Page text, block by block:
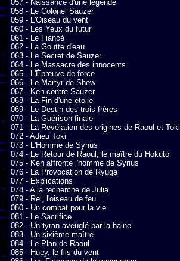
057 - Naissance d'une légende
058 - Le Colonel Sauzer
059 - L'Oiseau du vent
060 - Les Yeux du futur
061 - Le Fiancé
062 - La Goutte d'eau
063 - Le Secret de Sauzer
064 - Le Massacre des innocents
065 - L'Épreuve de force
066 - Le Martyr de Shew
067 - Ken contre Sauzer
068 - La Fin d'une étoile
069 - Le Destin des trois frères
070 - La Guérison finale
071 - La Révélation des origines de Raoul et Toki
072 - Adieu Toki
073 - L'Homme de Syrius
074 - Le Retour de Raoul, le maître du Hokuto
075 - Ken affronte l'homme de Syrius
076 - La Provocation de Ryuga
077 - Explications
078 - A la recherche de Julia
079 - Rei, l'oiseau de feu
080 - Un combat pour la vie
081 - Le Sacrifice
082 - Un tyran aveuglé par la haine
083 - Un sixième maître
084 - Le Plan de Raoul
085 - Huey, le fils du vent